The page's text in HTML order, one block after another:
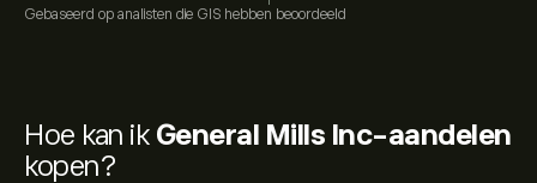
Gebaseerd op analisten die GIS hebben beoordeeld
Hoe kan ik General Mills Inc-aandelen
kopen?